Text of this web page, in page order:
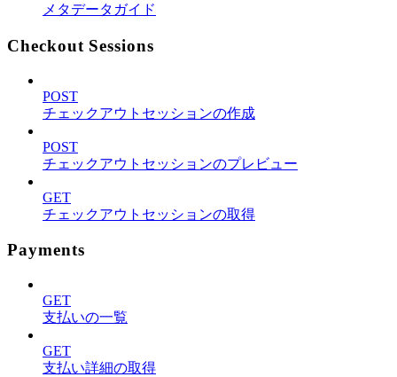
メタデータガイド
Checkout Sessions
POST
チェックアウトセッションの作成
POST
チェックアウトセッションのプレビュー
GET
チェックアウトセッションの取得
Payments
GET
支払いの一覧
GET
支払い詳細の取得